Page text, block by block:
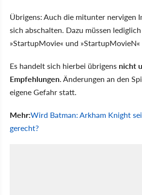
Übrigens: Auch die mitunter nervigen
sich abschalten. Dazu müssen
»StartupMovie« und
Es handelt sich hierbei übrigens nicht
Empfehlungen. Änderungen an den
eigene Gefahr statt.
Mehr:Wird Batman: Arkham Knight
gerecht?